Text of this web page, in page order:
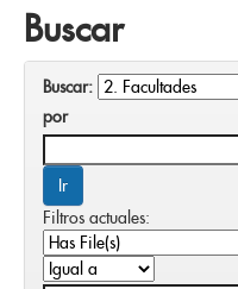
Buscar
Buscar:
por
Filtros actuales: